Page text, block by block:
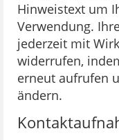
Hinweistext um
Verwendung.
jederzeit mit
widerrufen,
erneut aufrufen
ändern.